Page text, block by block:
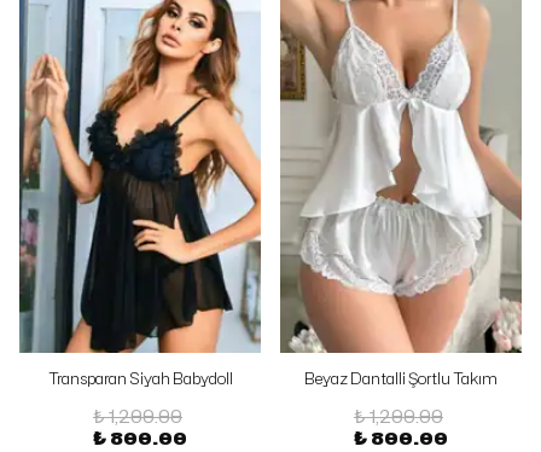
Transparan Siyah Babydoll
₺ 1,200.00
₺ 800.00
Beyaz Dantalli Şortlu Takım
₺ 1,200.00
₺ 800.00